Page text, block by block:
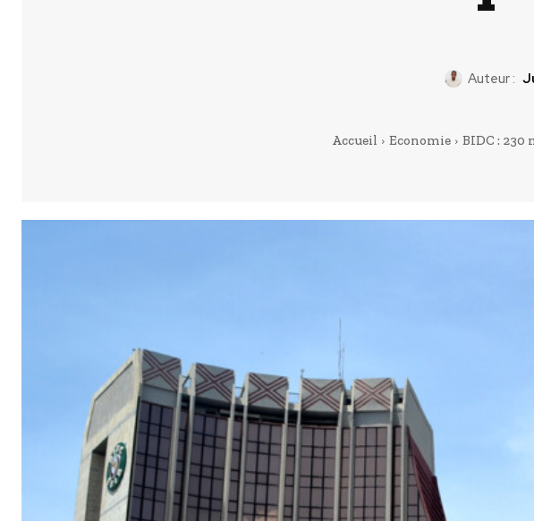
Auteur :
Accueil Economie BIDC : 230